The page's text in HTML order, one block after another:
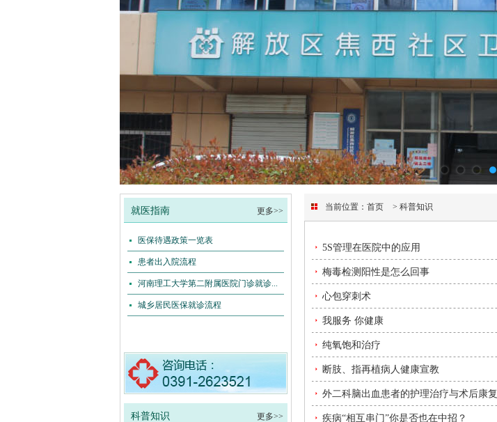
更多>>
就医指南
医保待遇政策一览表
患者出入院流程
河南理工大学第二附属医院门诊就诊...
城乡居民医保就诊流程
更多>>
科普知识
当前位置： 首页 > 科普知识
5S管理在医院中的应用
梅毒检测阳性是怎么回事
心包穿刺术
我服务 你健康
纯氧饱和治疗
断肢、指再植病人健康宣教
外二科脑出血患者的护理治疗与术后康复
疾病“相互串门”你是否也在中招？